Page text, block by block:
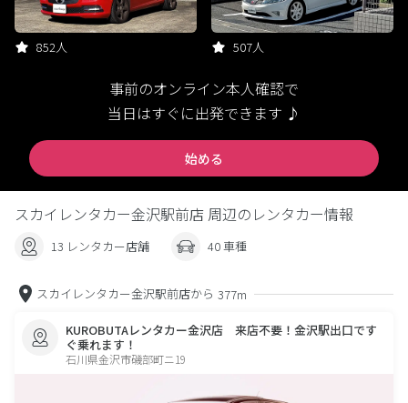
852人 507人
事前のオンライン本人確認で
当日はすぐに出発できます ♪
始める
スカイレンタカー金沢駅前店 周辺のレンタカー情報
13 レンタカー店舗 40 車種
スカイレンタカー金沢駅前店から 377m
KUROBUTAレンタカー金沢店 来店不要！金沢駅出口です
ぐ乗れます！
石川県金沢市磯部町ニ19